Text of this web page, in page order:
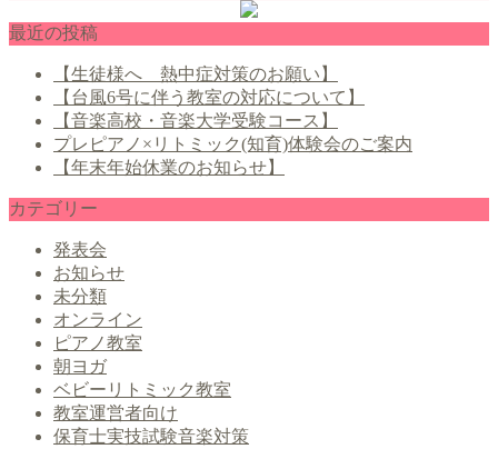
最近の投稿
【生徒様へ 熱中症対策のお願い】
【台風6号に伴う教室の対応について】
【音楽高校・音楽大学受験コース】
プレピアノ×リトミック(知育)体験会のご案内
【年末年始休業のお知らせ】
カテゴリー
発表会
お知らせ
未分類
オンライン
ピアノ教室
朝ヨガ
ベビーリトミック教室
教室運営者向け
保育士実技試験音楽対策